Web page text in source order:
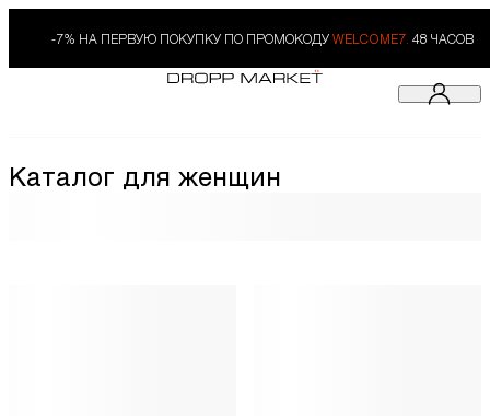
-7% НА ПЕРВУЮ ПОКУПКУ ПО ПРОМОКОДУ WELCOME7. 48 ЧАСОВ
Каталог для женщин